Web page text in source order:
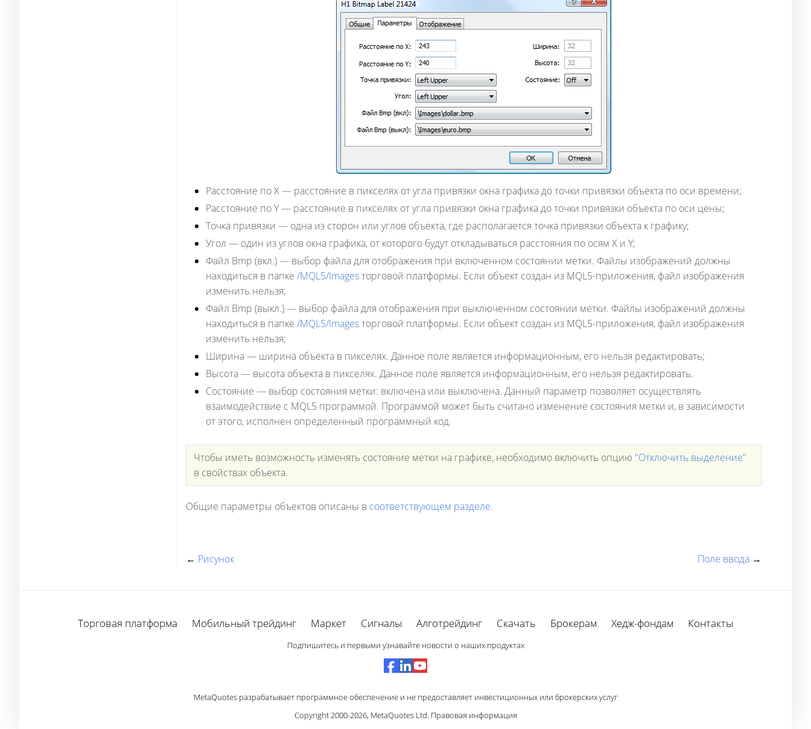
Расстояние по X— расстояние в пикселях от угла привязки окна графика до точки привязки объекта по оси времени;
Расстояние по Y— расстояние в пикселях от угла привязки окна графика до точки привязки объекта по оси цены;
Точка привязки — одна из сторон или углов объекта, где располагается точка привязки объекта к графику;
Угол — один из углов окна графика, от которого будут откладываться расстояния по осям X и Y;
Файл Bmp (вкл.)— выбор файла для отображения при включенном состоянии метки. Файлы изображений должны
находиться в папке /MQL5/Imagesторговой платформы. Если объект создан из MQL5-приложения, файл изображения
изменить нельзя;
Файл Bmp (выкл.)— выбор файла для отображения при выключенном состоянии метки. Файлы изображений должны
находиться в папке /MQL5/Imagesторговой платформы. Если объект создан из MQL5-приложения, файл изображения
изменить нельзя;
Ширина— ширина объекта в пикселях. Данное поле является информационным, его нельзя редактировать;
Высота— высота объекта в пикселях. Данное поле является информационным, его нельзя редактировать.
Состояние — выбор состояния метки: включена или выключена. Данный параметр позволяет осуществлять
взаимодействие с MQL5 программой. Программой может быть считано изменение состояния метки и, в зависимости
от этого, исполнен определенный программный код.
Чтобы иметь возможность изменять состояние метки на графике, необходимо включить опцию "Отключить выделение"
в свойствах объекта.
Общие параметры объектов описаны в соответствующем разделе.
← Рисунок Поле ввода →
Торговая платформа Мобильный трейдинг Маркет Сигналы Алготрейдинг Скачать Брокерам Хедж-фондам Контакты
Подпишитесь и первыми узнавайте новости о наших продуктах
MetaQuotes разрабатывает программное обеспечение и не предоставляет инвестиционных или брокерских услуг
Copyright 2000-2026, MetaQuotes Ltd. Правовая информация